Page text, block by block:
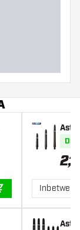
AGGIUNGI AL
2,40
Inbetween